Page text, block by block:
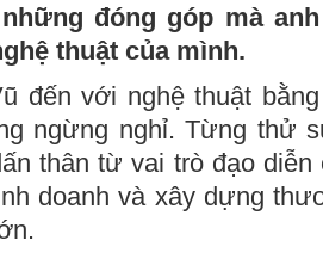
đóng góp mà
thuật của mình.
đến với nghệ thuật
ngừng nghỉ. Từng thử
thân từ vai trò đạo
doanh và xây dựng